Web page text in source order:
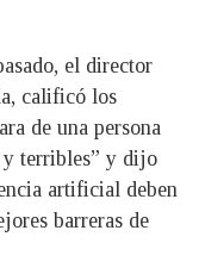
el director
calificó los
de una persona
y terribles” y dijo
artificial deben
barreras de